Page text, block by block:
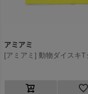
アミアミ